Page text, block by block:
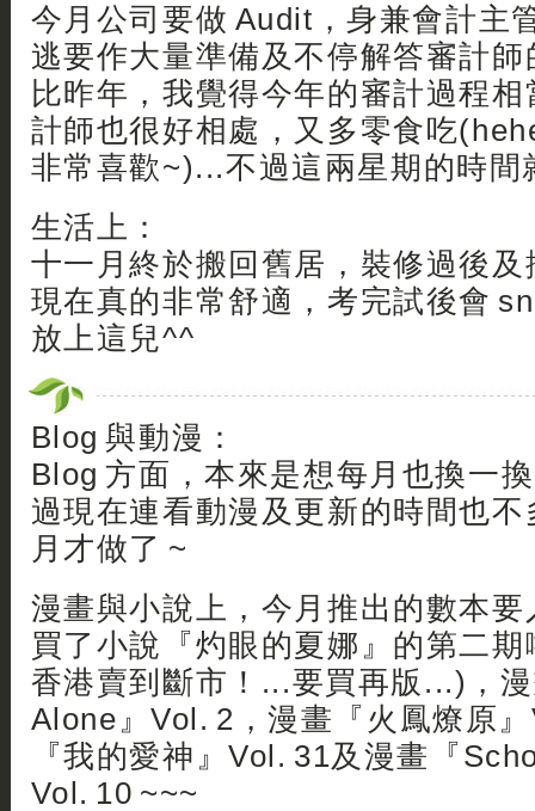
今月公司要做 Audit，身兼會計主
逃要作大量準備及不停解答審計
比昨年，我覺得今年的審計過程
計師也很好相處，又多零食吃
非常喜歡~)...不過這兩星期的時間
生活上：
十一月終於搬回舊居，裝修過後及
現在真的非常舒適，考完試後會
放上這兒^^
Blog 與動漫：
Blog 方面，本來是想每月也換一
過現在連看動漫及更新的時間也
月才做了 ~
漫畫與小說上，今月推出的數本要
買了小說『灼眼的夏娜』的第二
香港賣到斷市！...要買再版...)，
Alone』Vol. 2，漫畫『火鳳燎原
『我的愛神』Vol. 31及漫畫『
Vol. 10 ~~~